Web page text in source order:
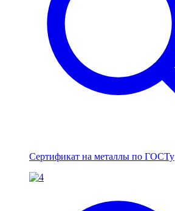
Сертификат на металлы по ГОСТу